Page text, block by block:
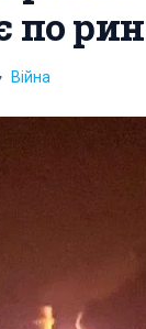
по
Війна